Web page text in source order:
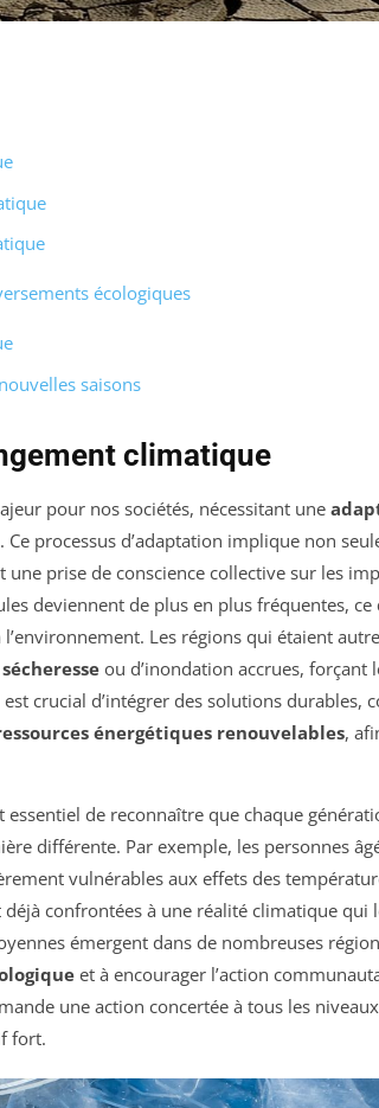
écologiques
saisons
climatique
pour nos sociétés, nécessitant une
processus d’adaptation implique non
prise de conscience collective sur les
deviennent de plus en plus fréquentes, ce
Les régions qui étaient
sécheresse ou d’inondation accrues, forçant
crucial d’intégrer des solutions durables,
énergétiques renouvelables,
de reconnaître que chaque
différente. Par exemple, les personnes
vulnérables aux effets des
confrontées à une réalité climatique qui
émergent dans de nombreuses
et à encourager l’action
une action concertée à tous les
fort.